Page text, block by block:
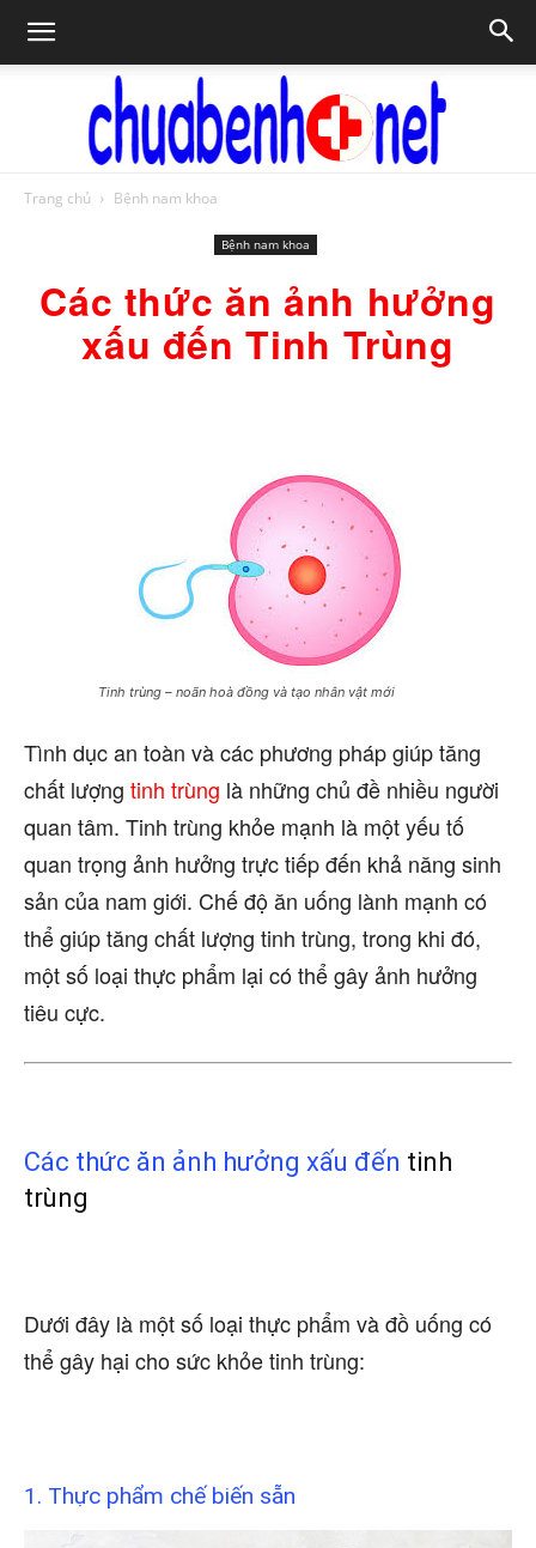
Trang chủ Bệnh nam khoa
Bệnh nam khoa
Các thức ăn ảnh hưởng
xấu đến Tinh Trùng
Tinh trùng – noãn hoà đồng và tạo nhân vật mới
Tình dục an toàn và các phương pháp giúp tăng
chất lượng tinh trùng là những chủ đề nhiều người
quan tâm. Tinh trùng khỏe mạnh là một yếu tố
quan trọng ảnh hưởng trực tiếp đến khả năng sinh
sản của nam giới. Chế độ ăn uống lành mạnh có
thể giúp tăng chất lượng tinh trùng, trong khi đó,
một số loại thực phẩm lại có thể gây ảnh hưởng
tiêu cực.
Các thức ăn ảnh hưởng xấu đến tinh
trùng
Dưới đây là một số loại thực phẩm và đồ uống có
thể gây hại cho sức khỏe tinh trùng:
1. Thực phẩm chế biến sẵn